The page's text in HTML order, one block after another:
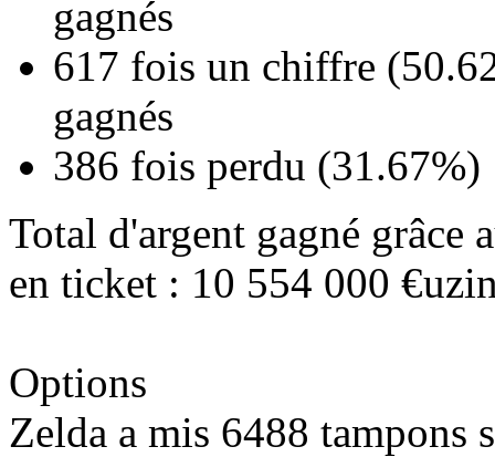
gagnés
617 fois un chiffre (
gagnés
386 fois perdu (31.67%)
Total d'argent gagné grâce
en ticket : 10 554 000
Options
Zelda a mis 6488 tampons